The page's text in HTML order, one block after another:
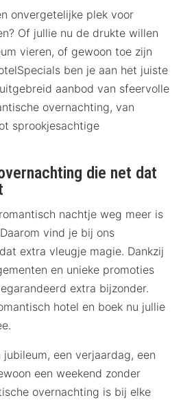
onvergetelijke plek voor
Of jullie nu de drukte willen
vieren, of gewoon toe zijn
ben je aan het juiste
aanbod van sfeervolle
overnachting, van
sprookjesachtige
die net dat
nachtje weg meer is
vind je bij ons
extra vleugje magie. Dankzij
en unieke promoties
extra bijzonder.
hotel en boek nu jullie
een verjaardag, een
een weekend zonder
overnachting is bij elke